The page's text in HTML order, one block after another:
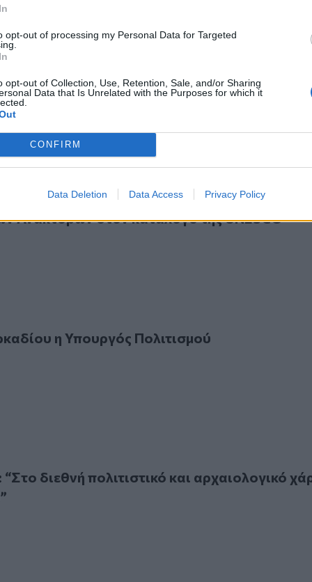
opt-out of processing my Personal Data for Targeted
opt-out of Collection, Use, Retention, Sale, and/or Sharing
Data that Is Unrelated with the Purposes for which it
CONFIRM
Data Deletion Data Access Privacy Policy
Ηρακλείου: Με τη Λίνα Μενδώνη τα εγκαίνια της
Μουσείο Ηρακλείου: Με τη Λίνα Μενδώνη τα
έκθεσης από τη Συλλογή Κρασάκη
επιστολή στην Υπ. Πολιτισμού για την ένταξη
Ανακτόρων στον κατάλογο της UNESCO
η Υπουργός Πολιτισμού
η Υπουργός Πολιτισμού
πολιτιστικό και αρχαιολογικό χάρτη η Ελεύθερνα”
διεθνή πολιτιστικό και αρχαιολογικό